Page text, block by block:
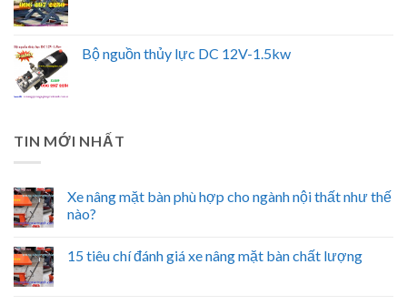
Bộ nguồn thủy lực DC 12V-1.5kw
TIN MỚI NHẤT
Xe nâng mặt bàn phù hợp cho ngành nội thất như thế
nào?
15 tiêu chí đánh giá xe nâng mặt bàn chất lượng